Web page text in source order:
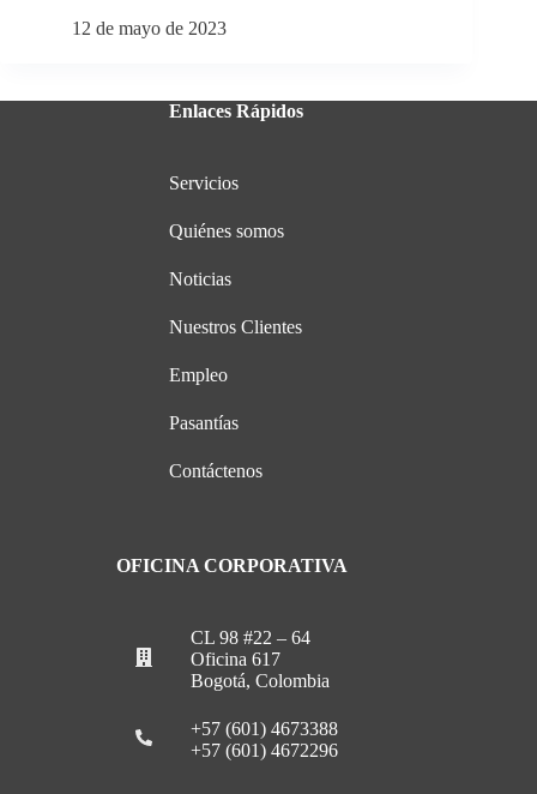
12 de mayo de 2023
Enlaces Rápidos
Servicios
Quiénes somos
Noticias
Nuestros Clientes
Empleo
Pasantías
Contáctenos
OFICINA CORPORATIVA
CL 98 #22 – 64
Oficina 617
Bogotá, Colombia
+57 (601) 4673388
+57 (601) 4672296